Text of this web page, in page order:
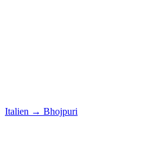
Italien → Bhojpuri